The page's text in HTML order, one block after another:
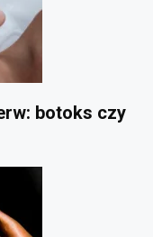
botoks czy